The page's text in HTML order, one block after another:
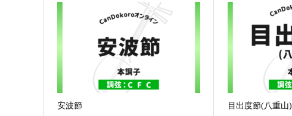
安波節 目出度節(八重山)